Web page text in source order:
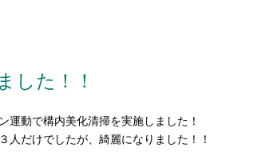
した！！
運動で構内美化清掃を実施しました！
だけでしたが、綺麗になりました！！